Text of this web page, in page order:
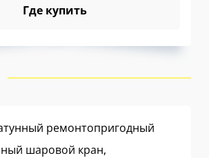
Где купить
ремонтопригодный
шаровой кран,